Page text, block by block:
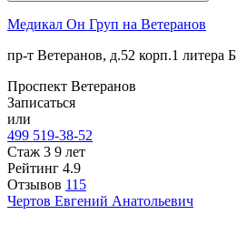
Медикал Он Груп на Ветеранов
пр-т Ветеранов, д.52 корп.1 литера Б
Проспект Ветеранов
Записаться
или
499 519-38-52
Стаж 3 9 лет
Рейтинг 4.9
Отзывов 115
Чертов Евгений Анатольевич